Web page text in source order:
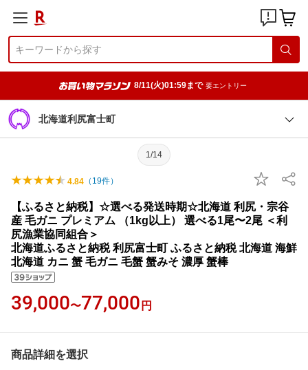
8/11(火)01:59まで 要エントリー
北海道利尻富士町
1/14
4.84 （ 19件）
【ふるさと納税】☆選べる発送時期☆北海道 利尻・宗谷
産 毛ガニ プレミアム （1kg以上） 選べる1尾〜2尾 ＜利
尻漁業協同組合＞
北海道ふるさと納税 利尻富士町 ふるさと納税 北海道 海鮮
北海道 カニ 蟹 毛ガニ 毛蟹 蟹みそ 濃厚 蟹棒
39,000〜77,000 円
商品詳細を選択